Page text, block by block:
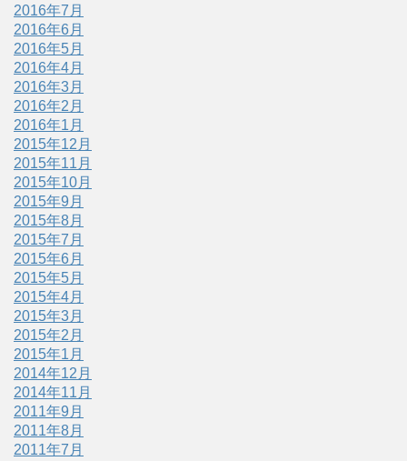
2016年7月
2016年6月
2016年5月
2016年4月
2016年3月
2016年2月
2016年1月
2015年12月
2015年11月
2015年10月
2015年9月
2015年8月
2015年7月
2015年6月
2015年5月
2015年4月
2015年3月
2015年2月
2015年1月
2014年12月
2014年11月
2011年9月
2011年8月
2011年7月